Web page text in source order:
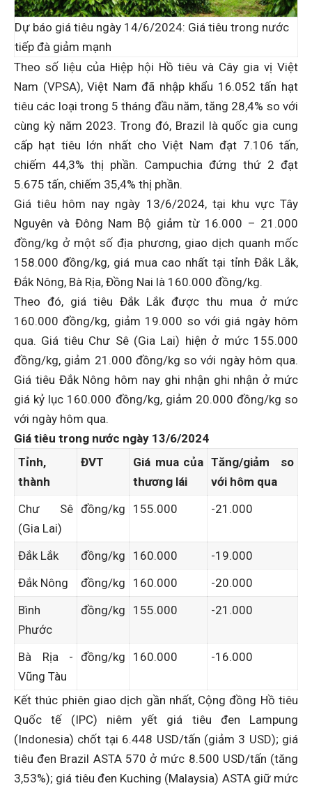
Dự báo giá tiêu ngày 14/6/2024: Giá tiêu trong nước
tiếp đà giảm mạnh
Theo số liệu của Hiệp hội Hồ tiêu và Cây gia vị Việt
Nam (VPSA), Việt Nam đã nhập khẩu 16.052 tấn hạt
tiêu các loại trong 5 tháng đầu năm, tăng 28,4% so với
cùng kỳ năm 2023. Trong đó, Brazil là quốc gia cung
cấp hạt tiêu lớn nhất cho Việt Nam đạt 7.106 tấn,
chiếm 44,3% thị phần. Campuchia đứng thứ 2 đạt
5.675 tấn, chiếm 35,4% thị phần.
Giá tiêu hôm nay ngày 13/6/2024, tại khu vực Tây
Nguyên và Đông Nam Bộ giảm từ 16.000 – 21.000
đồng/kg ở một số địa phương, giao dịch quanh mốc
158.000 đồng/kg, giá mua cao nhất tại tỉnh Đắk Lắk,
Đắk Nông, Bà Rịa, Đồng Nai là 160.000 đồng/kg.
Theo đó, giá tiêu Đắk Lắk được thu mua ở mức
160.000 đồng/kg, giảm 19.000 so với giá ngày hôm
qua. Giá tiêu Chư Sê (Gia Lai) hiện ở mức 155.000
đồng/kg, giảm 21.000 đồng/kg so với ngày hôm qua.
Giá tiêu Đắk Nông hôm nay ghi nhận ghi nhận ở mức
giá kỷ lục 160.000 đồng/kg, giảm 20.000 đồng/kg so
với ngày hôm qua.
Giá tiêu trong nước ngày 13/6­­/2024
Tỉnh,
thành
ĐVT
Giá mua của
thương lái
Tăng/giảm so
với hôm qua
Chư Sê
(Gia Lai)
đồng/kg 155.000 -21.000
Đắk Lắk đồng/kg 160.000
-19.000
Đắk Nông
đồng/kg 160.000
-20.000
Bình
Phước
đồng/kg 155.000 -21.000
Bà Rịa -
Vũng Tàu
đồng/kg 160.000 -16.000
Kết thúc phiên giao dịch gần nhất, Cộng đồng Hồ tiêu
Quốc tế (IPC) niêm yết giá tiêu đen Lampung
(Indonesia) chốt tại 6.448 USD/tấn (giảm 3 USD); giá
tiêu đen Brazil ASTA 570 ở mức 8.500 USD/tấn (tăng
3,53%); giá tiêu đen Kuching (Malaysia) ASTA giữ mức